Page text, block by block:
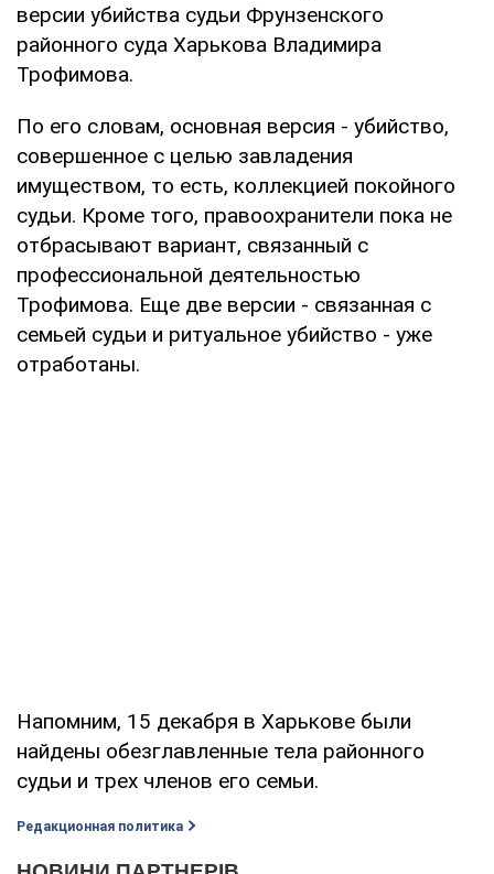
версии убийства судьи Фрунзенского
районного суда Харькова Владимира
Трофимова.
По его словам, основная версия - убийство,
совершенное с целью завладения
имуществом, то есть, коллекцией покойного
судьи. Кроме того, правоохранители пока не
отбрасывают вариант, связанный с
профессиональной деятельностью
Трофимова. Еще две версии - связанная с
семьей судьи и ритуальное убийство - уже
отработаны.
Напомним, 15 декабря в Харькове были
найдены обезглавленные тела районного
судьи и трех членов его семьи.
Редакционная политика